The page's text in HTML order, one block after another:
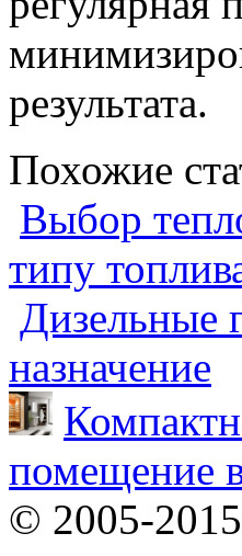
результата.
Похожие
Выбор
типу
Дизельные
назначение
помещение
© 2005-